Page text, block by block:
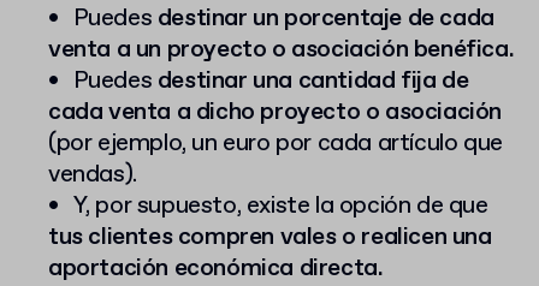
Puedes destinar un porcentaje de cada
venta a un proyecto o asociación benéfica.
Puedes destinar una cantidad fija de
cada venta a dicho proyecto o asociación
(por ejemplo, un euro por cada artículo que
vendas).
Y, por supuesto, existe la opción de que
tus clientes compren vales o realicen una
aportación económica directa.